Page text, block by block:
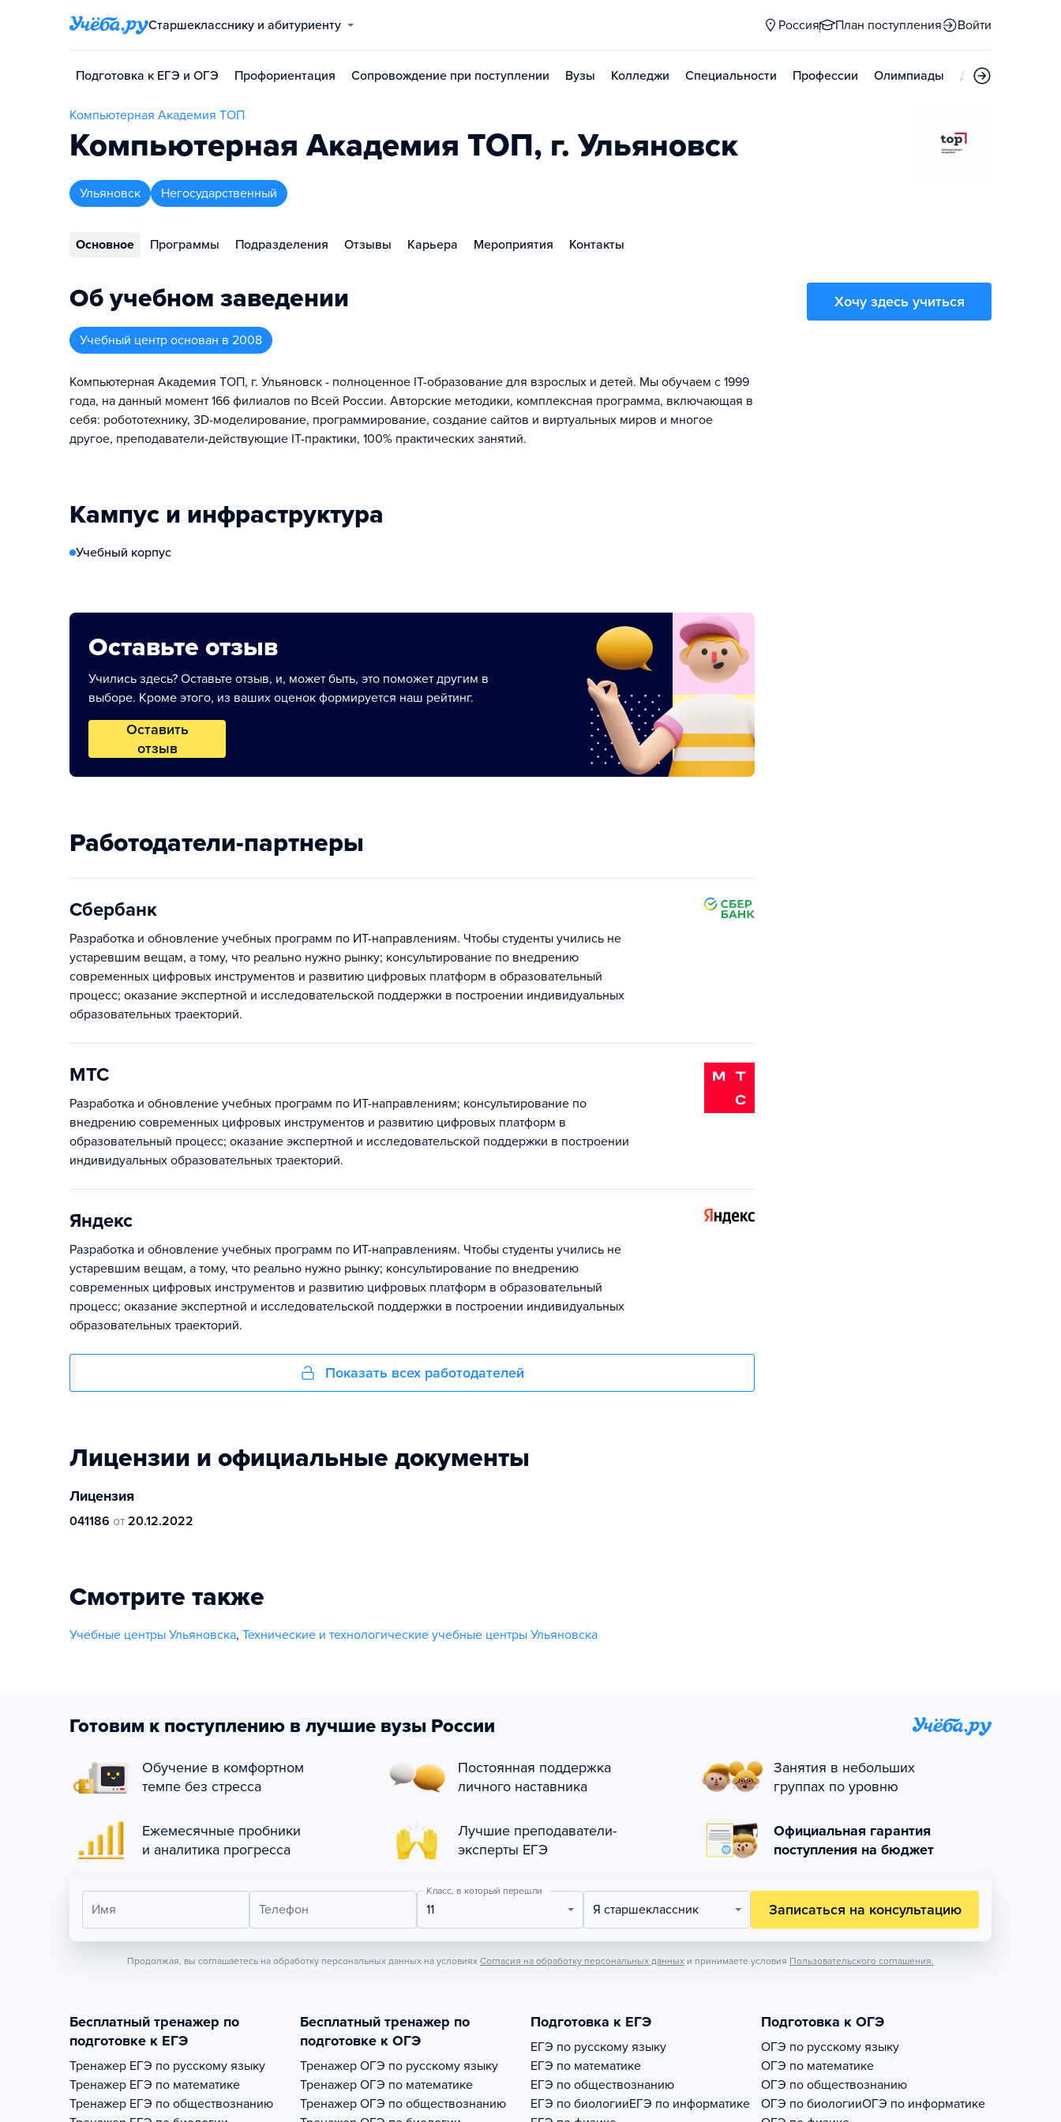
Старшекласснику и абитуриенту Россия План поступления Войти
Подготовка к ЕГЭ и ОГЭ Профориентация Сопровождение при поступлении Вузы Колледжи Специальности Профессии Олимпиады Дни открытых
Компьютерная Академия ТОП
Компьютерная Академия TOП, г. Ульяновск
Ульяновск Негосударственный
Основное Программы Подразделения Отзывы Карьера Мероприятия Контакты
Об учебном заведении
Учебный центр основан в 2008
Компьютерная Академия TOП, г. Ульяновск - полноценное IT-образование‎ для взрослых и детей. Мы обучаем с 1999
года, на данный момент 166 филиалов по Всей России. Авторские методики, комплексная программа, включающая в
себя: робототехнику, 3D-моделирование, программирование, создание сайтов и виртуальных миров и многое
другое, преподаватели-действующие IT-практики, 100% практических занятий.
Кампус и инфраструктура
Учебный корпус
Оставьте отзыв
Учились здесь? Оставьте отзыв, и, может быть, это поможет другим в
выборе. Кроме этого, из ваших оценок формируется наш рейтинг.
Оставить
отзыв
Работодатели-партнеры
Сбербанк
Разработка и обновление учебных программ по ИТ-направлениям. Чтобы студенты учились не
устаревшим вещам, а тому, что реально нужно рынку; консультирование по внедрению
современных цифровых инструментов и развитию цифровых платформ в образовательный
процесс; оказание экспертной и исследовательской поддержки в построении индивидуальных
образовательных траекторий.
МТС
Разработка и обновление учебных программ по ИТ-направлениям; консультирование по
внедрению современных цифровых инструментов и развитию цифровых платформ в
образовательный процесс; оказание экспертной и исследовательской поддержки в построении
индивидуальных образовательных траекторий.
Яндекс
Разработка и обновление учебных программ по ИТ-направлениям. Чтобы студенты учились не
устаревшим вещам, а тому, что реально нужно рынку; консультирование по внедрению
современных цифровых инструментов и развитию цифровых платформ в образовательный
процесс; оказание экспертной и исследовательской поддержки в построении индивидуальных
образовательных траекторий.
Показать всех работодателей
Лицензии и официальные документы
Лицензия
041186 от 20.12.2022
Смотрите также
Учебные центры Ульяновска, Технические и технологические учебные центры Ульяновска
Хочу здесь учиться
Готовим к поступлению в лучшие вузы России
Обучение в комфортном
темпе без стресса
Постоянная поддержка
личного наставника
Занятия в небольших
группах по уровню
Ежемесячные пробники
и аналитика прогресса
Лучшие преподаватели-
эксперты ЕГЭ
Официальная гарантия
поступления на бюджет
Имя Телефон
Класс, в который перешли
11 Я старшеклассник Записаться на консультацию
Продолжая, вы соглашаетесь на обработку персональных данных на условиях Согласия на обработку персональных данных и принимаете условия Пользовательского соглашения.
Бесплатный тренажер по
подготовке к ЕГЭ
Тренажер ЕГЭ по русскому языку
Тренажер ЕГЭ по математике
Тренажер ЕГЭ по обществознанию
Бесплатный тренажер по
подготовке к ОГЭ
Тренажер ОГЭ по русскому языку
Тренажер ОГЭ по математике
Тренажер ОГЭ по обществознанию
Подготовка к ЕГЭ
ЕГЭ по русскому языку
ЕГЭ по математике
ЕГЭ по обществознанию
ЕГЭ по биологииЕГЭ по информатике
Подготовка к ОГЭ
ОГЭ по русскому языку
ОГЭ по математике
ОГЭ по обществознанию
ОГЭ по биологииОГЭ по информатике